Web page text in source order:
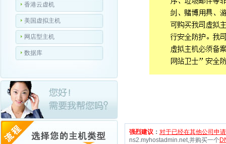
香港云虚机
美国虚拟主机
网店型主机
数据库
强烈建议 ： 对于已经在其他公司申
ns2.myhostadmin.net,并购买一个